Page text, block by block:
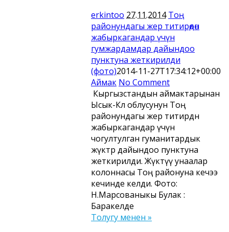
erkintoo 27.11.2014 Тоң
районундагы жер титирөөдөн
жабыркагандар үчүн
гумжардамдар дайындоо
пунктуна жеткирилди
(фото)2014-11-27T17:34:12+00:00
Аймак No Comment
Кыргызстандын аймактарынан
Ысык-Көл облусунун Тоң
районундагы жер титирөөдөн
жабыркагандар үчүн
чогултулган гуманитардык
жүктөр дайындоо пунктуна
жеткирилди. Жүктүү унаалар
колоннасы Тоң районуна кечээ
кечинде келди. Фото:
Н.Марсованыкы Булак :
Баракелде
Толугу менен »